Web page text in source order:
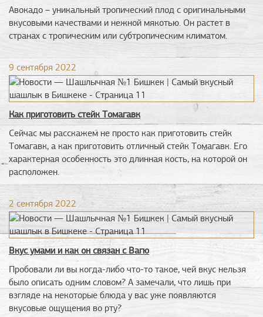
Авокадо – уникальный тропический плод с оригинальными
вкусовыми качествами и нежной мякотью. Он растет в
странах с тропическим или субтропическим климатом.
9 сентября 2022
Как приготовить стейк Томагавк
Сейчас мы расскажем не просто как приготовить стейк
Томагавк, а как приготовить отличный стейк Томагавк. Его
характерная особенность это длинная кость, на которой он
расположен.
2 сентября 2022
Вкус умами и как он связан с Вагю
Пробовали ли вы когда-либо что-то такое, чей вкус нельзя
было описать одним словом? А замечали, что лишь при
взгляде на некоторые блюда у вас уже появляются
вкусовые ощущения во рту?